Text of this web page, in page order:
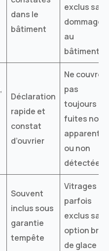
dans le
bâtiment
exclus
dommages
au
bâtiment
Déclaration
rapide et
constat
d’ouvrier
Ne couvre
pas
toujours
fuites non
ou non
détectées
Souvent
inclus sous
garantie
tempête
Vitrages
parfois
exclus
option bris
de glace